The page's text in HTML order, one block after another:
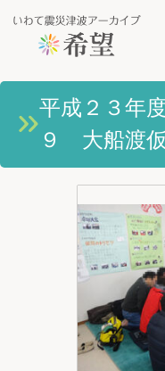
いわて震災津波アーカイブ
岩手県の被害状況
ピックアップコンテンツ
Foreign Laguage
平成２３年
９ 大船渡仮